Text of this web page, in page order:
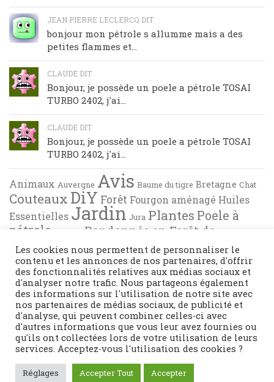
JEAN PIERRE LECLERCQ DIT
bonjour mon pétrole s allumme mais a des
petites flammes et...
CLAUDE DIT
Bonjour, je possède un poele a pétrole TOSAI
TURBO 2402, j'ai...
CLAUDE DIT
Bonjour, je possède un poele a pétrole TOSAI
TURBO 2402, j'ai...
Animaux Auvergne Avis Baume du tigre Bretagne Chat
Couteaux DiY Forêt Fourgon aménagé Huiles
Essentielles Jardin Jura Plantes Poele à
pétrole
Randonnée en Forêt de
Brocéliande Recette de cuisine Tests
Fièrement propulsé par - Conçu parThème Hueman
Les cookies nous permettent de personnaliser le
contenu et les annonces de nos partenaires, d'offrir
des fonctionnalités relatives aux médias sociaux et
d'analyser notre trafic. Nous partageons également
des informations sur l'utilisation de notre site avec
nos partenaires de médias sociaux, de publicité et
d'analyse, qui peuvent combiner celles-ci avec
d'autres informations que vous leur avez fournies ou
qu'ils ont collectées lors de votre utilisation de leurs
services. Acceptez-vous l'utilisation des cookies ?
Réglages Accepter Tout Accepter